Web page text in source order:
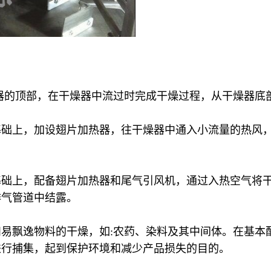
顶部，在干燥器中流过时完成干燥过程，从干燥器底
上，加设翅片加热器，往干燥器中通入小流量的热风
上，配备翅片加热器和尾气引风机，通过入热空气将
管道中结露。
飘逸物料的干燥，如:农药、染料及其中间体。在基
捕集，起到保护环境和减少产品损失的目的。